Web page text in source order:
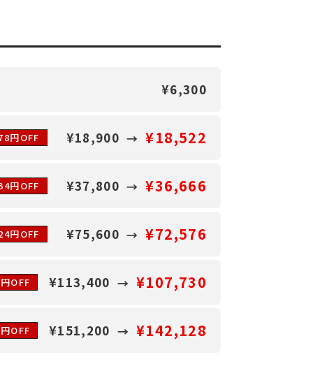
¥6,300
円OFF ¥18,900 ¥18,522
円OFF ¥37,800 ¥36,666
円OFF ¥75,600 ¥72,576
OFF ¥113,400 ¥107,730
OFF ¥151,200 ¥142,128